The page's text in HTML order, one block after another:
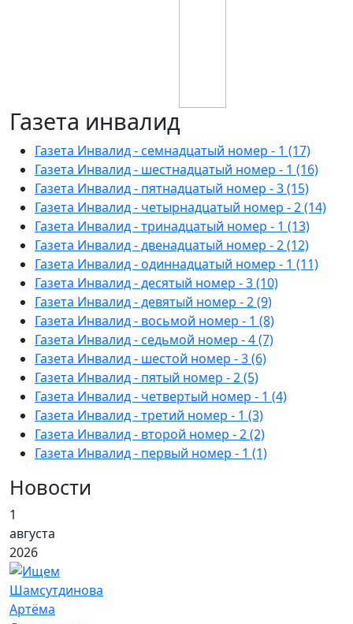
Газета инвалид
Газета Инвалид - семнадцатый номер - 1 (17)
Газета Инвалид - шестнадцатый номер - 1 (16)
Газета Инвалид - пятнадцатый номер - 3 (15)
Газета Инвалид - четырнадцатый номер - 2 (14)
Газета Инвалид - тринадцатый номер - 1 (13)
Газета Инвалид - двенадцатый номер - 2 (12)
Газета Инвалид - одиннадцатый номер - 1 (11)
Газета Инвалид - десятый номер - 3 (10)
Газета Инвалид - девятый номер - 2 (9)
Газета Инвалид - восьмой номер - 1 (8)
Газета Инвалид - седьмой номер - 4 (7)
Газета Инвалид - шестой номер - 3 (6)
Газета Инвалид - пятый номер - 2 (5)
Газета Инвалид - четвертый номер - 1 (4)
Газета Инвалид - третий номер - 1 (3)
Газета Инвалид - второй номер - 2 (2)
Газета Инвалид - первый номер - 1 (1)
Новости
1
августа
2026